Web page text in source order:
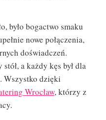
było bogactwo smaku
nowe połączenia,
doświadczeń.
a każdy kęs był dla
Wszystko dzięki
Wrocław, którzy z